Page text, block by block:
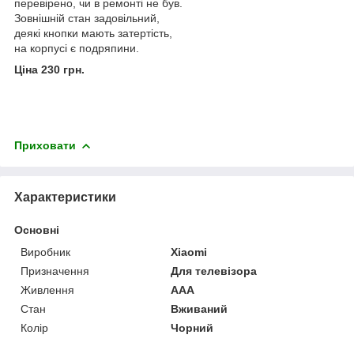
перевірено, чи в ремонті не був.
Зовнішній стан задовільний,
деякі кнопки мають затертість,
на корпусі є подряпини.
Ціна 230 грн.
Приховати
Характеристики
Основні
Виробник
Xiaomi
Призначення
Для телевізора
Живлення
AAA
Стан
Вживаний
Колір
Чорний